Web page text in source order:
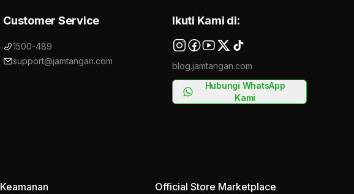
Customer Service
1500-489
support@jamtangan.com
Ikuti Kami di:
blog.jamtangan.com
Hubungi WhatsApp
Kami
Keamanan Official Store Marketplace